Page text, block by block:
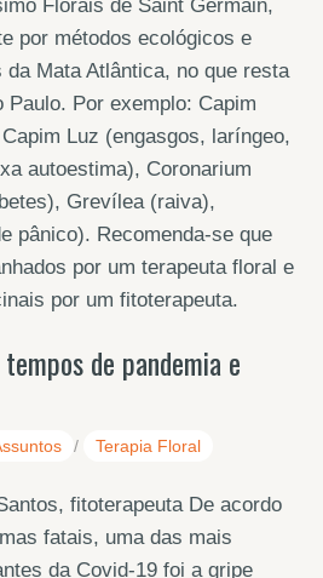
Florais de Saint Germain,
por métodos ecológicos e
Mata Atlântica, no que resta
Paulo. Por exemplo: Capim
Luz (engasgos, laríngeo,
autoestima), Coronarium
Grevílea (raiva),
pânico). Recomenda-se que
por um terapeuta floral e
por um fitoterapeuta.
de pandemia e
/ Terapia Floral
fitoterapeuta De acordo
fatais, uma das mais
da Covid-19 foi a gripe